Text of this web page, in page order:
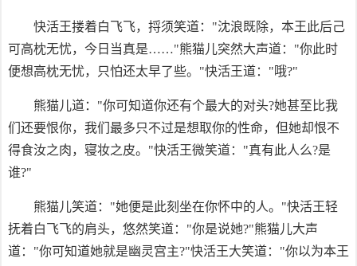
快活王搂着白飞飞，捋须笑道："沈浪既除，本王此后己
可高枕无忧，今日当真是……"熊猫儿突然大声道："你此时
便想高枕无忧，只怕还太早了些。"快活王道："哦?"
熊猫儿道："你可知道你还有个最大的对头?她甚至比我
们还要恨你，我们最多只不过是想取你的性命，但她却恨不
得食汝之肉，寝妆之皮。"快活王微笑道："真有此人么?是
谁?"
熊猫儿笑道："她便是此刻坐在你怀中的人。"快活王轻
抚着白飞飞的肩头，悠然笑道："你是说她?"熊猫儿大声
道："你可知道她就是幽灵宫主?"快活王大笑道："你以为本王